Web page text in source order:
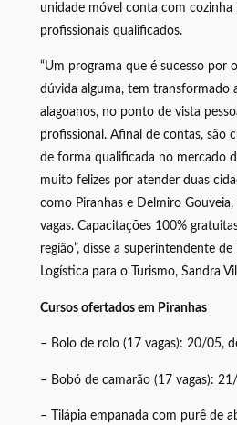
unidade móvel conta com cozinha
profissionais qualificados.
“Um programa que é sucesso por
dúvida alguma, tem transformado
alagoanos, no ponto de vista
profissional. Afinal de contas, são
de forma qualificada no mercado
muito felizes por atender duas
como Piranhas e Delmiro
vagas. Capacitações 100%
região”, disse a superintendente
Logística para o Turismo, Sandra
Cursos ofertados em Piranhas
– Bolo de rolo (17 vagas): 20/05,
– Bobó de camarão (17 vagas):
– Tilápia empanada com purê de